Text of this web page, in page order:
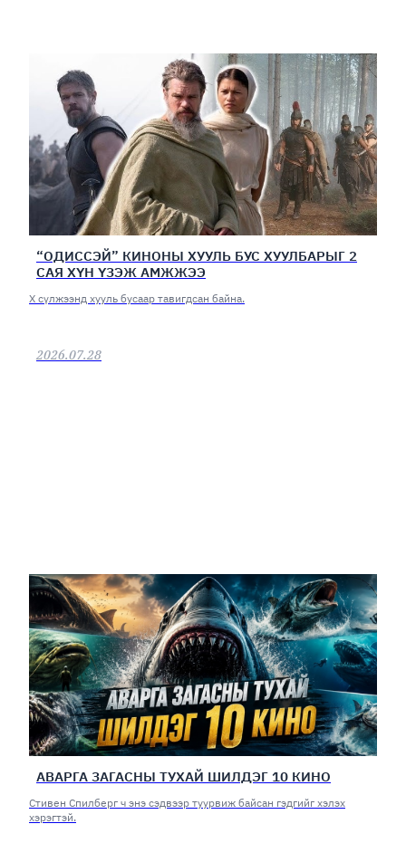
“ОДИССЭЙ” КИНОНЫ ХУУЛЬ БУС ХУУЛБАРЫГ 2
САЯ ХҮН ҮЗЭЖ АМЖЖЭЭ
Х сүлжээнд хууль бусаар тавигдсан байна.
2026.07.28
АВАРГА ЗАГАСНЫ ТУХАЙ ШИЛДЭГ 10 КИНО
Стивен Спилберг ч энэ сэдвээр туурвиж байсан гэдгийг хэлэх
хэрэгтэй.